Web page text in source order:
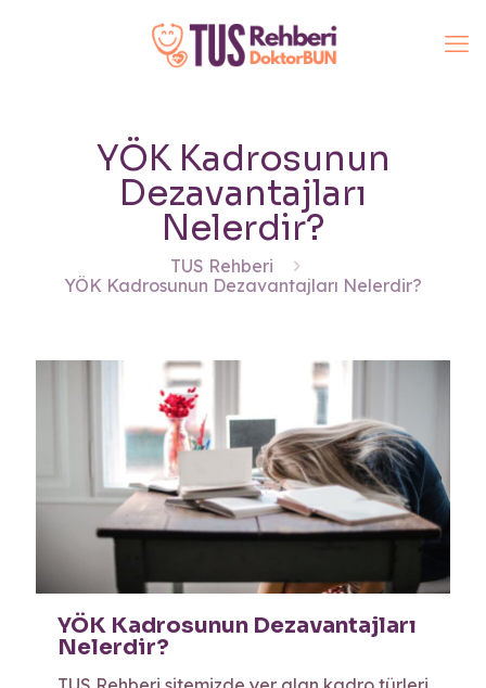
YÖK Kadrosunun
Dezavantajları
Nelerdir?
TUS Rehberi
YÖK Kadrosunun Dezavantajları Nelerdir?
YÖK Kadrosunun Dezavantajları
Nelerdir?